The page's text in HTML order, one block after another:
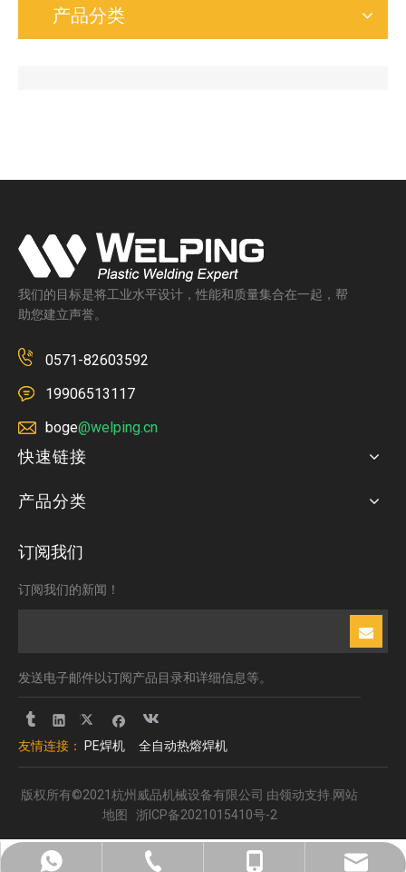
产品分类
我们的目标是将工业水平设计，性能和质量集合在一起，帮
助您建立声誉。
0571-82603592
19906513117
boge@welping.cn
快速链接
产品分类
+8613185061581
0571-82603592
+8619906513117
boge@welping.cn
订阅我们
订阅我们的新闻！
发送电子邮件以订阅产品目录和详细信息等。
友情连接： PE焊机 全自动热熔焊机
版权所有©2021杭州威品机械设备有限公司 由领动支持. 网站
地图
浙ICP备2021015410号-2